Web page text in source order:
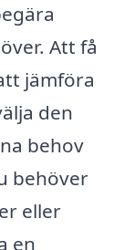
Att få
jämföra
den
behov
behöver
eller
en